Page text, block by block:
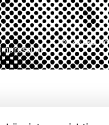
© 2026
QSU